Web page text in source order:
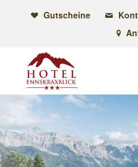
Gutscheine